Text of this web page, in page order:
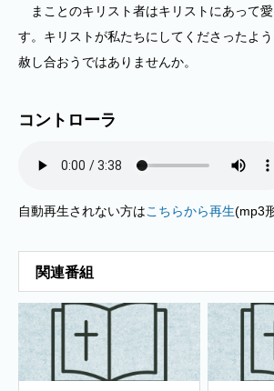
まことのキリスト者はキリストにあって
す。キリストが私たちにしてくださったよう
赦し合おうではありませんか。
コントローラ
自動再生されない方はこちらから再生(mp3
関連番組